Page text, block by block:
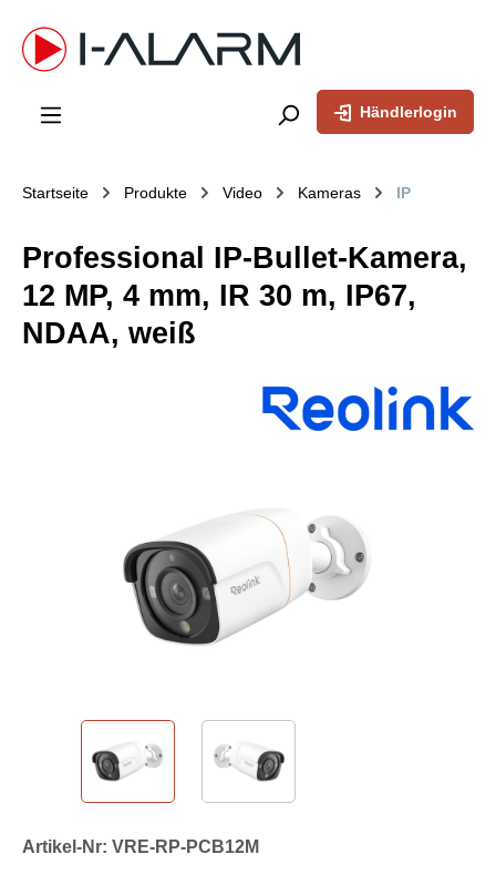
springen
Händlerlogin
Startseite Produkte Video Kameras IP
Professional IP-Bullet-Kamera,
12 MP, 4 mm, IR 30 m, IP67,
NDAA, weiß
Artikel-Nr: VRE-RP-PCB12M